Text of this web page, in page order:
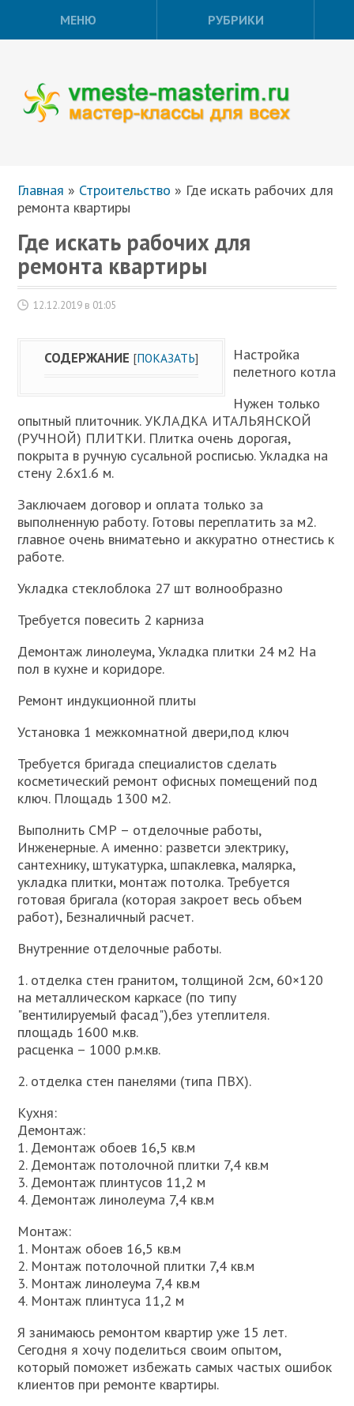
МЕНЮ РУБРИКИ
Главная » Строительство » Где искать рабочих для
ремонта квартиры
Где искать рабочих для
ремонта квартиры
12.12.2019 в 01:05
СОДЕРЖАНИЕ [ПОКАЗАТЬ]
Настройка
пелетного котла
Нужен только
опытный плиточник. УКЛАДКА ИТАЛЬЯНСКОЙ
(РУЧНОЙ) ПЛИТКИ. Плитка очень дорогая,
покрыта в ручную сусальной росписью. Укладка на
стену 2.6х1.6 м.
Заключаем договор и оплата только за
выполненную работу. Готовы переплатить за м2.
главное очень вниматеьно и аккуратно отнестись к
работе.
Укладка стеклоблока 27 шт волнообразно
Требуется повесить 2 карниза
Демонтаж линолеума, Укладка плитки 24 м2 На
пол в кухне и коридоре.
Ремонт индукционной плиты
Установка 1 межкомнатной двери,под ключ
Требуется бригада специалистов сделать
косметический ремонт офисных помещений под
ключ. Площадь 1300 м2.
Выполнить СМР – отделочные работы,
Инженерные. А именно: разветси электрику,
сантехнику, штукатурка, шпаклевка, малярка,
укладка плитки, монтаж потолка. Требуется
готовая бригала (которая закроет весь объем
работ), Безналичный расчет.
Внутренние отделочные работы.
1. отделка стен гранитом, толщиной 2см, 60×120
на металлическом каркасе (по типу
"вентилируемый фасад"),без утеплителя.
площадь 1600 м.кв.
расценка – 1000 р.м.кв.
2. отделка стен панелями (типа ПВХ).
Кухня:
Демонтаж:
1. Демонтаж обоев 16,5 кв.м
2. Демонтаж потолочной плитки 7,4 кв.м
3. Демонтаж плинтусов 11,2 м
4. Демонтаж линолеума 7,4 кв.м
Монтаж:
1. Монтаж обоев 16,5 кв.м
2. Монтаж потолочной плитки 7,4 кв.м
3. Монтаж линолеума 7,4 кв.м
4. Монтаж плинтуса 11,2 м
Я занимаюсь ремонтом квартир уже 15 лет.
Сегодня я хочу поделиться своим опытом,
который поможет избежать самых частых ошибок
клиентов при ремонте квартиры.